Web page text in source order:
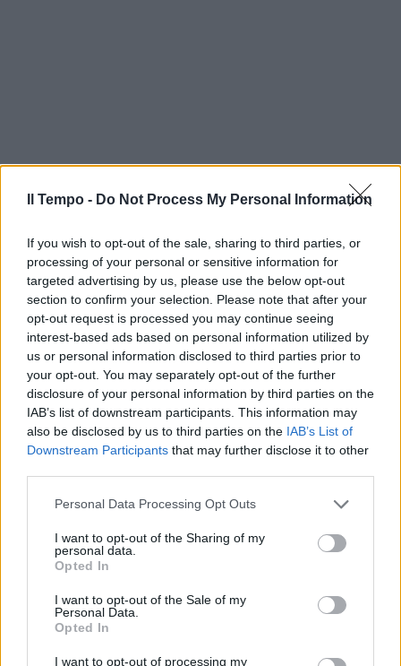
Il Tempo - Do Not Process My Personal Information
If you wish to opt-out of the sale, sharing to third parties, or
processing of your personal or sensitive information for
targeted advertising by us, please use the below opt-out
section to confirm your selection. Please note that after your
opt-out request is processed you may continue seeing
interest-based ads based on personal information utilized by
us or personal information disclosed to third parties prior to
your opt-out. You may separately opt-out of the further
disclosure of your personal information by third parties on the
IAB’s list of downstream participants. This information may
also be disclosed by us to third parties on the IAB’s List of
Downstream Participants that may further disclose it to other
Personal Data Processing Opt Outs
I want to opt-out of the Sharing of my
personal data.
Opted In
I want to opt-out of the Sale of my
Personal Data.
Opted In
I want to opt-out of processing my